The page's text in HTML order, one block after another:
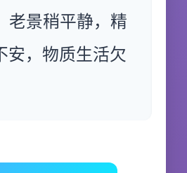
老景稍平静，精
安，物质生活欠